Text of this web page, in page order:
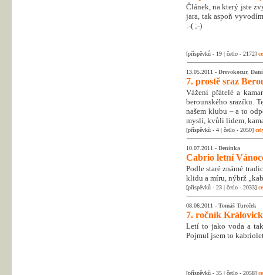
Článek, na který jste
jara, tak aspoň
:-( ;-)
[příspěvků - 19 | četlo - 2172]
13.05.2011 - Drevokocur,
7. prostě sraz
Vážení přátelé a
berounského srazíku.
našem klubu – a to
myslí, kvůli lidem,
[příspěvků - 4 | četlo - 2050]
10.07.2011 - Deninka
Cabrio letní
Podle staré známé
klidu a míru, nýbrž
[příspěvků - 23 | četlo - 2033]
08.06.2011 - Tomáš Tureček
7. ročník
Letí to jako voda a
Pojmul jsem to
[příspěvků - 35 | četlo - 2058]